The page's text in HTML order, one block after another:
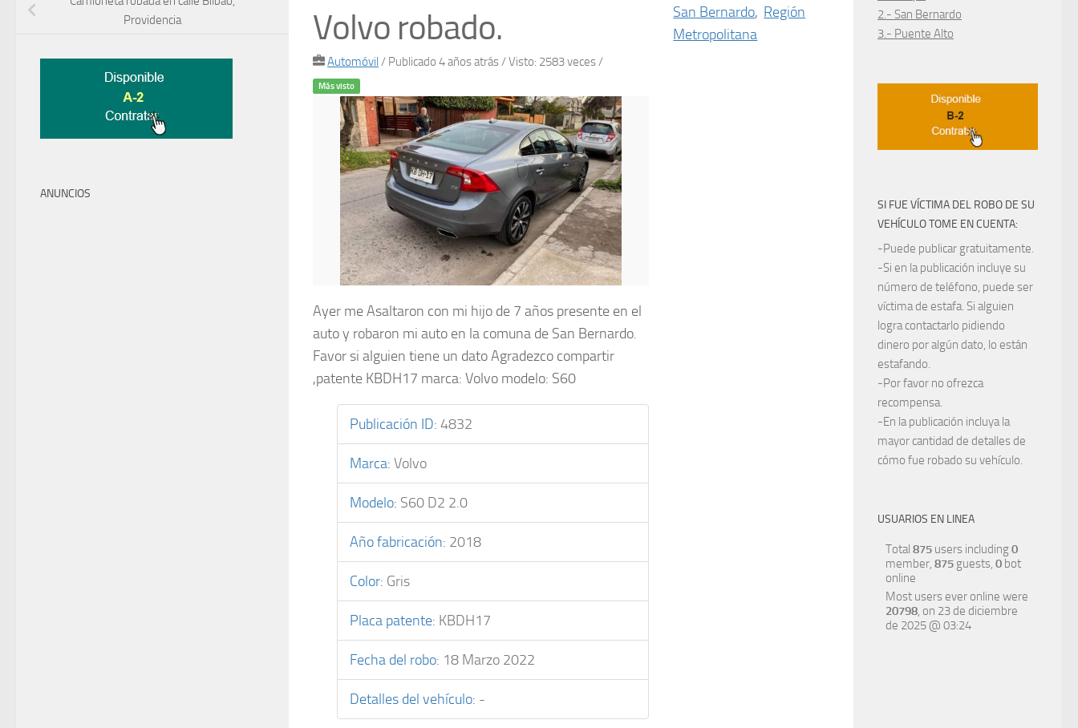
Volvo robado.
Automóvil / Publicado 4 años atrás/ Visto: 2583 veces /
Más visto
Ayer me Asaltaron con mi hijo de 7 años presente en el
auto y robaron mi auto en la comuna de San Bernardo.
Favor si alguien tiene un dato Agradezco compartir
,patente KBDH17 marca: Volvo modelo: S60
Publicación ID: 4832
Marca: Volvo
Modelo: S60 D2 2.0
Año fabricación: 2018
Color: Gris
Placa patente: KBDH17
Fecha del robo: 18 Marzo 2022
Detalles del vehículo: -
San Bernardo, Región
Metropolitana
Providencia
ANUNCIOS
2.- San Bernardo
3.- Puente Alto
SI FUE VÍCTIMA DEL ROBO DE SU
VEHÍCULO TOME EN CUENTA:
-Puede publicar gratuitamente.
-Si en la publicación incluye su
número de teléfono, puede ser
víctima de estafa. Si alguien
logra contactarlo pidiendo
dinero por algún dato, lo están
estafando.
-Por favor no ofrezca
recompensa.
-En la publicación incluya la
mayor cantidad de detalles de
cómo fue robado su vehículo.
USUARIOS EN LINEA
Total 875 users including0
member, 875 guests, 0 bot
online
Most users ever online were
20798, on 23 de diciembre
de 2025 @ 03:24